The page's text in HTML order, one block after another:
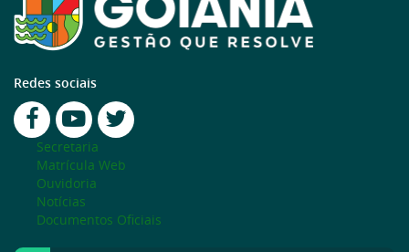
Redes sociais
Secretaria
Matrícula Web
Ouvidoria
Notícias
Documentos Oficiais